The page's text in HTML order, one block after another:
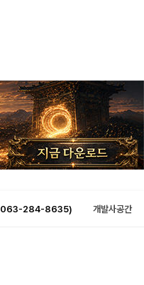
(063-284-8635) 개발사공간